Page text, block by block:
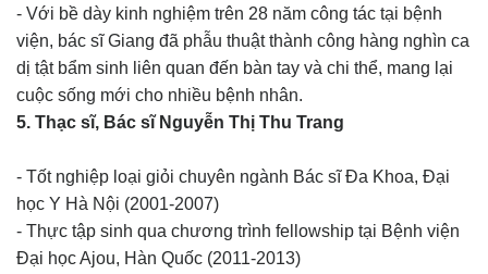
- Với bề dày kinh nghiệm trên 28 năm công tác tại bệnh
viện, bác sĩ Giang đã phẫu thuật thành công hàng nghìn ca
dị tật bẩm sinh liên quan đến bàn tay và chi thể, mang lại
cuộc sống mới cho nhiều bệnh nhân.
5. Thạc sĩ, Bác sĩ Nguyễn Thị Thu Trang
- Tốt nghiệp loại giỏi chuyên ngành Bác sĩ Đa Khoa, Đại
học Y Hà Nội (2001-2007)
- Thực tập sinh qua chương trình fellowship tại Bệnh viện
Đại học Ajou, Hàn Quốc (2011-2013)